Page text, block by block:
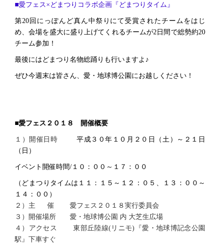
■愛フェス×どまつりコラボ企画『どまつりタイム』
第20回にっぽんど真ん中祭りにて受賞されたチームをはじ
め、会場を盛大に盛り上げてくれるチームが2日間で総勢約20
チーム参加！
最後にはどまつり名物総踊りも行いますよ♪
ぜひ今週末は皆さん、愛・地球博公園にお越しください！
■愛フェス２０１８ 開催概要
１）開催日時 平成３０年１０月２０日（土）～２１日
（日）
イベント開催時間/１０：００～１７：００
（どまつりタイムは１１：１５～１２：０５、１３：００～
１４：００）
２）主 催 愛フェス２０１８実行委員会
３）開催場所 愛・地球博公園 内 大芝生広場
４）アクセス 東部丘陸線(リニモ)『愛・地球博記念公園
駅』下車すぐ